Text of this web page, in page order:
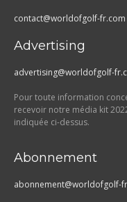
contact@worldofgolf-fr.com
Advertising
advertising@worldofgolf-
Pour toute information
recevoir notre média kit
indiquée ci-dessus.
Abonnement
abonnement@worldofgolf-